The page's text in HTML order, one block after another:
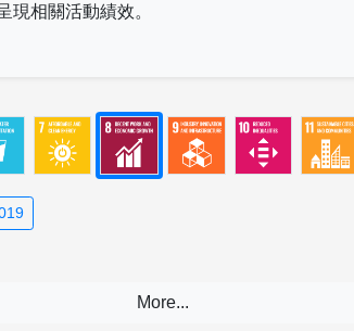
現相關活動績效。